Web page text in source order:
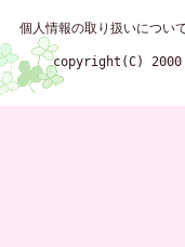
個人情報の取り扱いについ
copyright(C) 2000